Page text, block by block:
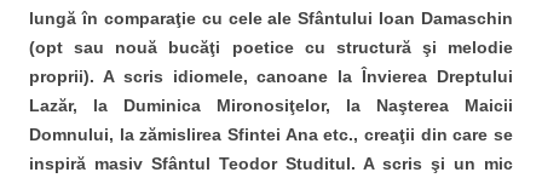
lungă în comparaţie cu cele ale Sfântului Ioan Damaschin
(opt sau nouă bucăţi poetice cu structură şi melodie
proprii). A scris idiomele, canoane la Învierea Dreptului
Lazăr, la Duminica Mironosiţelor, la Naşterea Maicii
Domnului, la zămislirea Sfintei Ana etc., creaţii din care se
inspiră masiv Sfântul Teodor Studitul. A scris şi un mic